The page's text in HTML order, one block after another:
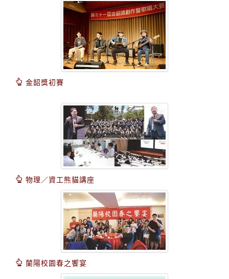
金韶獎初賽
物理／資工熊貓講座
蘭陽校園春之饗宴